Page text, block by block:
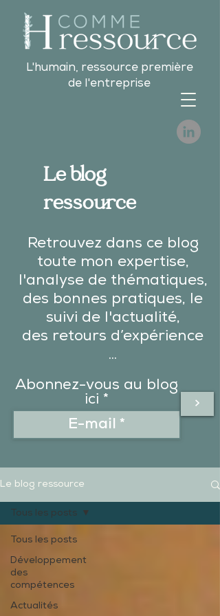
L'humain, ressource première
de l'entreprise
Le blog
ressource
Retrouvez dans ce blog
toute mon expertise,
l'analyse de thématiques,
des bonnes pratiques, le
suivi de l'actualité,
des retours d’expérience
...
Abonnez-vous au blog
ici
>
Le blog ressource
Tous les posts
Développement
des
compétences
Actualités
Tous les posts